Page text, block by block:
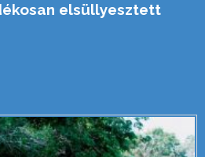
elsüllyesztett